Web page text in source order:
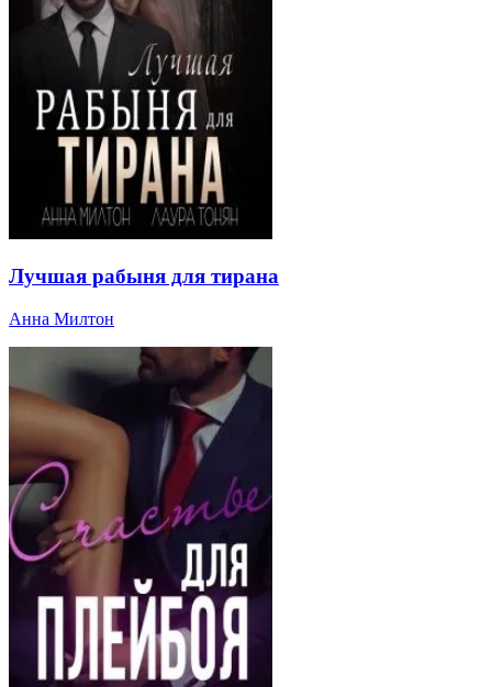
Лучшая рабыня для тирана
Анна Милтон